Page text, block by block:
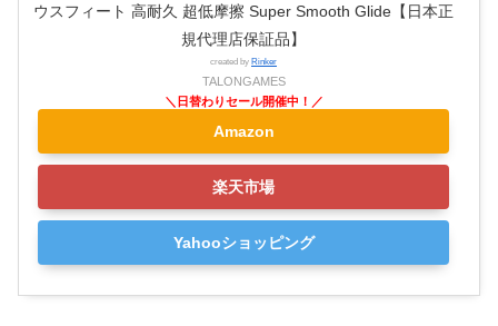
ウスフィート 高耐久 超低摩擦 Super Smooth Glide【日本正
規代理店保証品】
created by Rinker
TALONGAMES
Amazon
楽天市場
Yahooショッピング